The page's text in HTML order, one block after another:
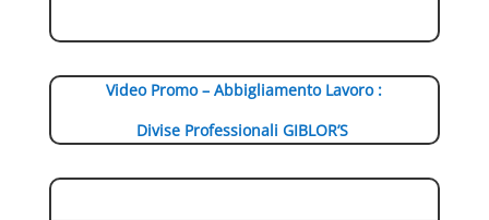
Video Promo – Abbigliamento Lavoro :
Divise Professionali GIBLOR’S